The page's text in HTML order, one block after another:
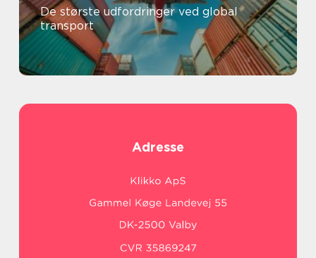
De største udfordringer ved global
transport
Adresse